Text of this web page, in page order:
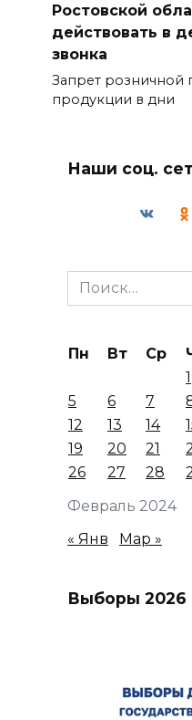
Ростовской
действовать в
звонка
Запрет розничной
продукции в дни
Наши соц.
Search
for:
Февраль 2024
Пн Вт Ср
1
5
6 7
12
13 14
19
20 21
26
27 28
« Янв Мар »
Выборы 2026